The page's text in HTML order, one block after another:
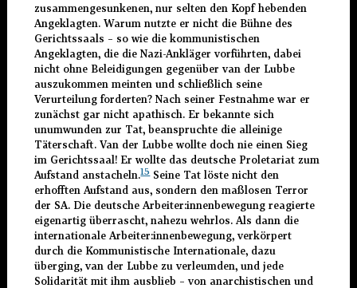
zusammengesunkenen, nur selten den Kopf hebenden
Angeklagten. Warum nutzte er nicht die Bühne des
Gerichtssaals – so wie die kommunistischen
Angeklagten, die die Nazi-Ankläger vorführten, dabei
nicht ohne Beleidigungen gegenüber van der Lubbe
auszukommen meinten und schließlich seine
Verurteilung forderten? Nach seiner Festnahme war er
zunächst gar nicht apathisch. Er bekannte sich
unumwunden zur Tat, beanspruchte die alleinige
Täterschaft. Van der Lubbe wollte doch nie einen Sieg
im Gerichtssaal! Er wollte das deutsche Proletariat zum
Aufstand anstacheln.15Seine Tat löste nicht den
erhofften Aufstand aus, sondern den maßlosen Terror
der SA. Die deutsche Arbeiter:innenbewegung reagierte
eigenartig überrascht, nahezu wehrlos. Als dann die
internationale Arbeiter:innenbewegung, verkörpert
durch die Kommunistische Internationale, dazu
überging, van der Lubbe zu verleumden, und jede
Solidarität mit ihm ausblieb – von anarchistischen und